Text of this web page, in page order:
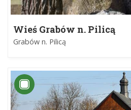
Wieś Grabów n. Pilicą
Grabów n. Pilicą